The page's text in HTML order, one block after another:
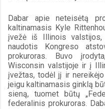
Dabar apie neteisėtą
kaltinamasis Kyle
įvežė iš Illinois valstijos,
naudotis Kongreso
prokuroras. Buvo
Wisconsin valstijoje ir į
įvežtas, todėl jį ir
jeigu kaltinamasis ginklą
sieną, tuomet būtų
federalinis prokuroras.